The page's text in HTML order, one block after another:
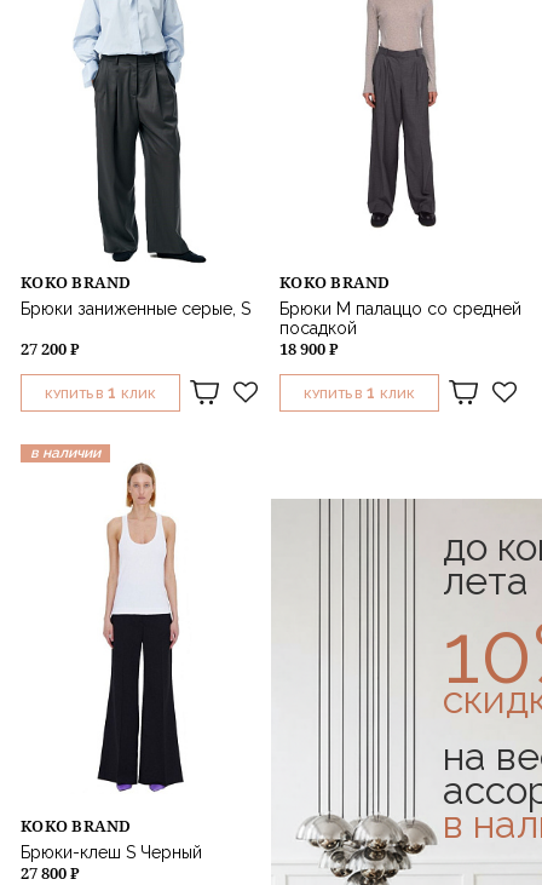
KOKO BRAND
Брюки заниженные серые, S
27 200 ₽
КУПИТЬ В 1 КЛИК
KOKO BRAND
Брюки М палаццо со средней
посадкой
18 900 ₽
КУПИТЬ В 1 КЛИК
в наличии
KOKO BRAND
Брюки-клеш S Черный
27 800 ₽
до
лета
на
в